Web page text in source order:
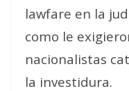
lawfare en la
como le
nacionalistas
la investidura.